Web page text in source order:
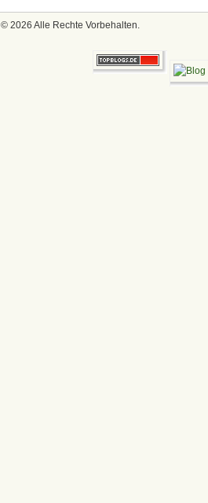
© 2026 Alle Rechte Vorbehalten.